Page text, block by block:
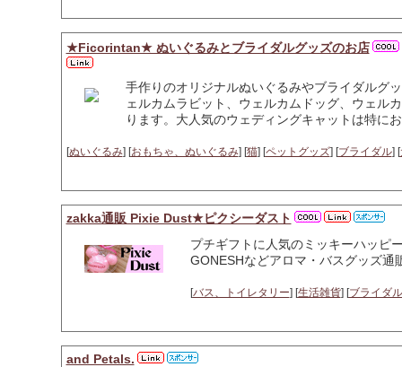
★Ficorintan★ ぬいぐるみとブライダルグッズのお店
手作りのオリジナルぬいぐるみやブライダルグ
ェルカムラビット、ウェルカムドッグ、ウェル
ります。大人気のウェディングキャットは特に
[ぬいぐるみ] [おもちゃ、ぬいぐるみ] [猫] [ペットグッズ] [ブライダル] [
zakka通販 Pixie Dust★ピクシーダスト
プチギフトに人気のミッキーハッピ
GONESHなどアロマ・バスグッズ通
[バス、トイレタリー] [生活雑貨] [ブライダル
and Petals.